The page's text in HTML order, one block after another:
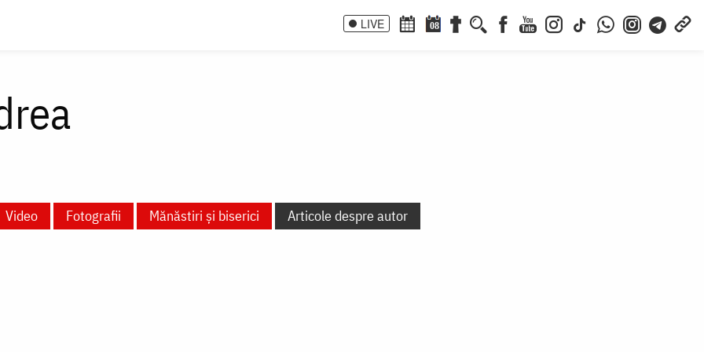
LIVE 08
Video Fotografii Mănăstiri și biserici Articole despre autor